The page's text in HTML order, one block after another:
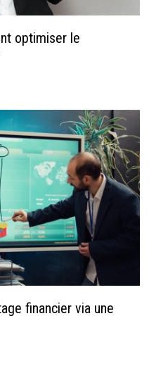
optimiser le
financier via une